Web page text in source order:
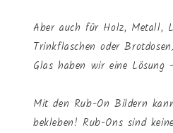
Aber auch für Holz, Metall,
Trinkflaschen oder
Glas haben wir eine
Mit den Rub-On Bildern
bekleben! Rub-Ons sind